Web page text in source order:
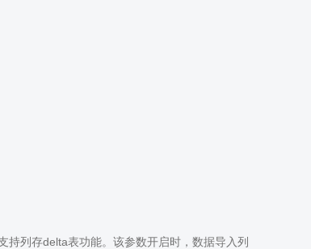
持列存delta表功能。该参数开启时，数据导入列